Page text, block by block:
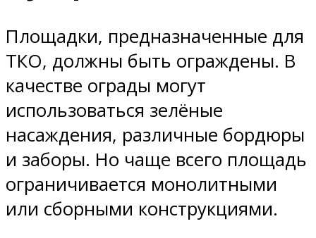
Площадки, предназначенные для
ТКО, должны быть ограждены. В
качестве ограды могут
использоваться зелёные
насаждения, различные бордюры
и заборы. Но чаще всего площадь
ограничивается монолитными
или сборными конструкциями.